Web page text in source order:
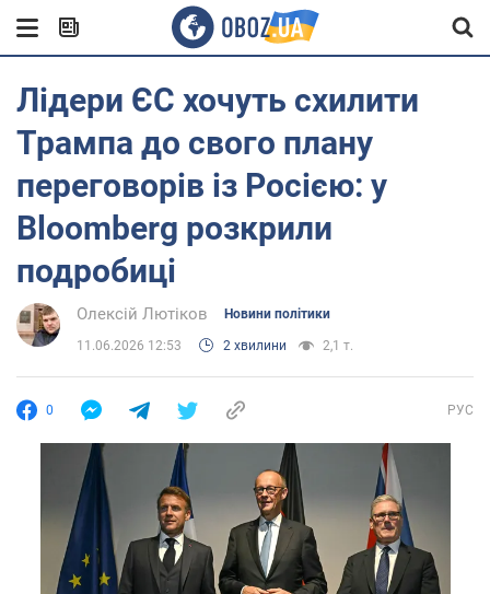
Лідери ЄС хочуть схилити
Трампа до свого плану
переговорів із Росією: у
Bloomberg розкрили
подробиці
Олексій Лютіков Новини політики
11.06.2026 12:53 2 хвилини 2,1 т.
0 РУС